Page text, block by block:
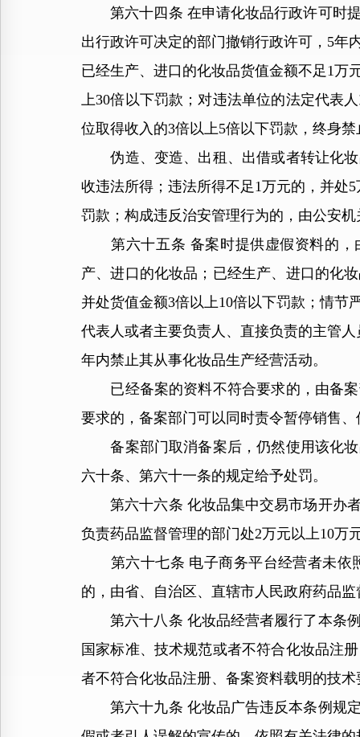
第六十四条 在申请化妆品行政许可时提
出行政许可决定的部门撤销行政许可，5年
已经生产、进口的化妆品货值金额不足1万
上30倍以下罚款；对违法单位的法定代表
位取得收入的3倍以上5倍以下罚款，终身
伪造、变造、出租、出借或者转让化妆
收违法所得；违法所得不足1万元的，并处
罚款；构成违反治安管理行为的，由公安
第六十五条 备案时提供虚假资料的，
产、进口的化妆品；已经生产、进口的化
并处货值金额3倍以上10倍以下罚款；情
代表人或者主要负责人、直接负责的主管
年内禁止其从事化妆品生产经营活动。
已经备案的资料不符合要求的，由备案
要求的，备案部门可以同时责令暂停销售
备案部门取消备案后，仍然使用该化妆
六十条、第六十一条的规定给予处罚。
第六十六条 化妆品集中交易市场开办者
负责药品监督管理的部门处2万元以上10万
第六十七条 电子商务平台经营者未依
的，由省、自治区、直辖市人民政府药品
第六十八条 化妆品经营者履行了本条例
国家标准、技术规范或者不符合化妆品注
者不符合化妆品注册、备案资料载明的技
第六十九条 化妆品广告违反本条例规定